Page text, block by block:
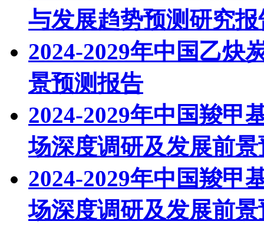
与发展趋势预测研究报
2024-2029年中国乙炔
景预测报告
2024-2029年中国羧甲
场深度调研及发展前
2024-2029年中国羧甲
场深度调研及发展前